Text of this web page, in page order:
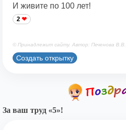
И живите по 100 лет!
2
© Принадлежит сайту. Автор: Печенова В.В.
Создать открытку
За ваш труд «5»!